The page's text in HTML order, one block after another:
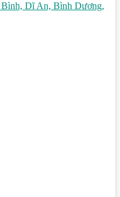
Dĩ An, Bình Dương,